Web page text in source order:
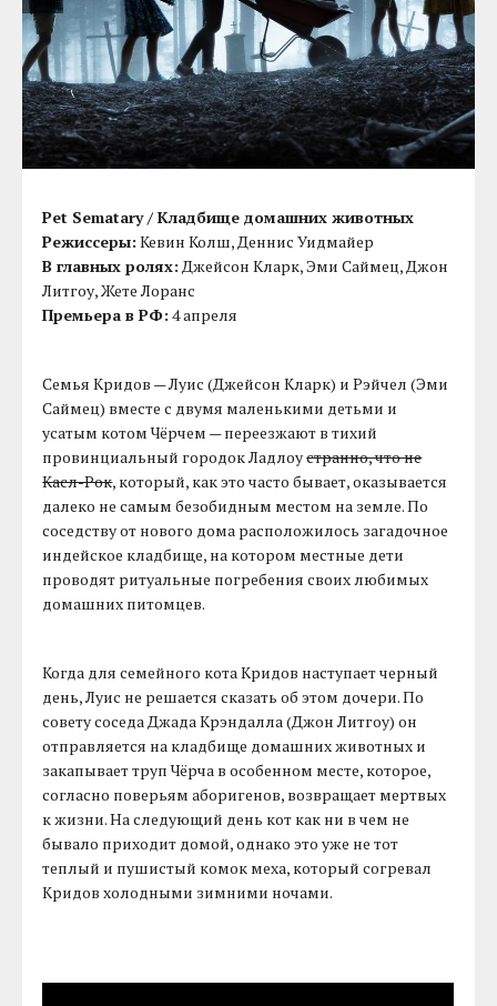
Pet Sematary / Кладбище домашних животных
Режиссеры: Кевин Колш, Деннис Уидмайер
В главных ролях:Джейсон Кларк, Эми Саймец, Джон
Литгоу, Жете Лоранс
Премьера в РФ: 4 апреля
Семья Кридов — Луис (Джейсон Кларк) и Рэйчел (Эми
Саймец) вместе с двумя маленькими детьми и
усатым котом Чёрчем — переезжают в тихий
провинциальный городок Ладлоустранно, что не
Касл-Рок, который, как это часто бывает, оказывается
далеко не самым безобидным местом на земле. По
соседству от нового дома расположилось загадочное
индейское кладбище, на котором местные дети
проводят ритуальные погребения своих любимых
домашних питомцев.
Когда для семейного кота Кридов наступает черный
день, Луис не решается сказать об этом дочери. По
совету соседа Джада Крэндалла (Джон Литгоу) он
отправляется на кладбище домашних животных и
закапывает труп Чёрча в особенном месте, которое,
согласно поверьям аборигенов, возвращает мертвых
к жизни. На следующий день кот как ни в чем не
бывало приходит домой, однако это уже не тот
теплый и пушистый комок меха, который согревал
Кридов холодными зимними ночами.